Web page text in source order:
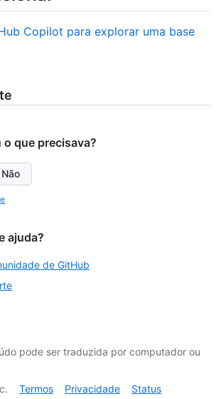
Copilot para explorar uma base
que precisava?
Não
ajuda?
de GitHub
pode ser traduzida por computador ou
Termos Privacidade
Status